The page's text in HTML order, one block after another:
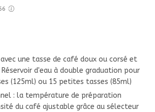
une tasse de café doux ou corsé et
d'eau à double graduation pour
(125ml) ou 15 petites tasses (85ml)
: la température de préparation
du café ajustable grâce au sélecteur